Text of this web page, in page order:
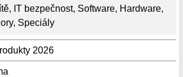
, IT bezpečnost, Software, Hardware,
, Speciály
2026